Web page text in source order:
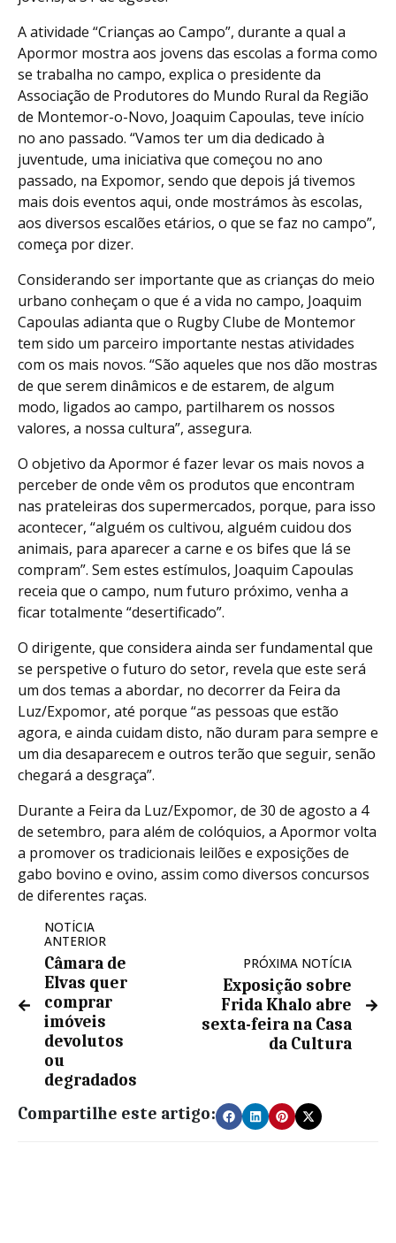
A atividade “Crianças ao Campo”, durante a qual a
Apormor mostra aos jovens das escolas a forma como
se trabalha no campo, explica o presidente da
Associação de Produtores do Mundo Rural da Região
de Montemor-o-Novo, Joaquim Capoulas, teve início
no ano passado. “Vamos ter um dia dedicado à
juventude, uma iniciativa que começou no ano
passado, na Expomor, sendo que depois já tivemos
mais dois eventos aqui, onde mostrámos às escolas,
aos diversos escalões etários, o que se faz no campo”,
começa por dizer.
Considerando ser importante que as crianças do meio
urbano conheçam o que é a vida no campo, Joaquim
Capoulas adianta que o Rugby Clube de Montemor
tem sido um parceiro importante nestas atividades
com os mais novos. “São aqueles que nos dão mostras
de que serem dinâmicos e de estarem, de algum
modo, ligados ao campo, partilharem os nossos
valores, a nossa cultura”, assegura.
O objetivo da Apormor é fazer levar os mais novos a
perceber de onde vêm os produtos que encontram
nas prateleiras dos supermercados, porque, para isso
acontecer, “alguém os cultivou, alguém cuidou dos
animais, para aparecer a carne e os bifes que lá se
compram”. Sem estes estímulos, Joaquim Capoulas
receia que o campo, num futuro próximo, venha a
ficar totalmente “desertificado”.
O dirigente, que considera ainda ser fundamental que
se perspetive o futuro do setor, revela que este será
um dos temas a abordar, no decorrer da Feira da
Luz/Expomor, até porque “as pessoas que estão
agora, e ainda cuidam disto, não duram para sempre e
um dia desaparecem e outros terão que seguir, senão
chegará a desgraça”.
Durante a Feira da Luz/Expomor, de 30 de agosto a 4
de setembro, para além de colóquios, a Apormor volta
a promover os tradicionais leilões e exposições de
gabo bovino e ovino, assim como diversos concursos
de diferentes raças.
NOTÍCIA
ANTERIOR
Câmara de
Elvas quer
comprar
imóveis
devolutos
ou
degradados
PRÓXIMA NOTÍCIA
Exposição sobre
Frida Khalo abre
sexta-feira na Casa
da Cultura
Compartilhe este artigo: